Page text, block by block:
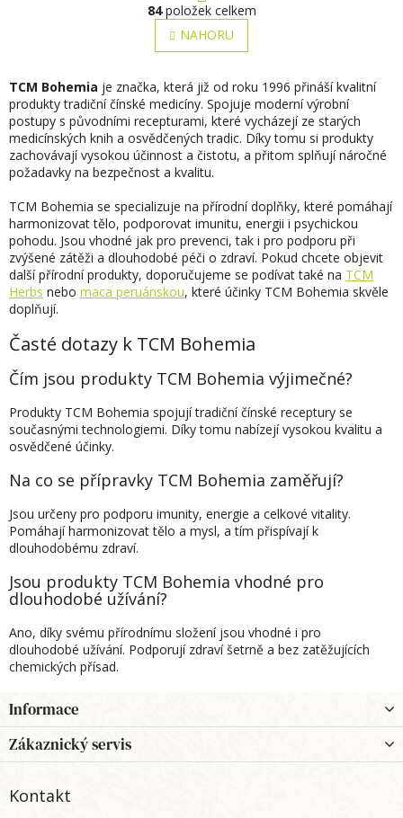
v
l
á
a
c
í
p
r
v
y
v
ý
p
i
s
r
á
n
k
v
á
n
í
84položek celkem
NAHORU
TCM Bohemia je značka, která již od roku 1996 přináší kvalitní
produkty tradiční čínské medicíny. Spojuje moderní výrobní
postupy s původními recepturami, které vycházejí ze starých
medicínských knih a osvědčených tradic. Díky tomu si produkty
zachovávají vysokou účinnost a čistotu, a přitom splňují náročné
požadavky na bezpečnost a kvalitu.
TCM Bohemia se specializuje na přírodní doplňky, které pomáhají
harmonizovat tělo, podporovat imunitu, energii i psychickou
pohodu. Jsou vhodné jak pro prevenci, tak i pro podporu při
zvýšené zátěži a dlouhodobé péči o zdraví. Pokud chcete objevit
další přírodní produkty, doporučujeme se podívat také na TCM
Herbs nebo maca peruánskou, které účinky TCM Bohemia skvěle
doplňují.
Časté dotazy k TCM Bohemia
Čím jsou produkty TCM Bohemia výjimečné?
Produkty TCM Bohemia spojují tradiční čínské receptury se
současnými technologiemi. Díky tomu nabízejí vysokou kvalitu a
osvědčené účinky.
Na co se přípravky TCM Bohemia zaměřují?
Jsou určeny pro podporu imunity, energie a celkové vitality.
Pomáhají harmonizovat tělo a mysl, a tím přispívají k
dlouhodobému zdraví.
Jsou produkty TCM Bohemia vhodné pro
dlouhodobé užívání?
Ano, díky svému přírodnímu složení jsou vhodné i pro
dlouhodobé užívání. Podporují zdraví šetrně a bez zatěžujících
chemických přísad.
á
p
a
Informace
Zákaznický servis
Kontakt